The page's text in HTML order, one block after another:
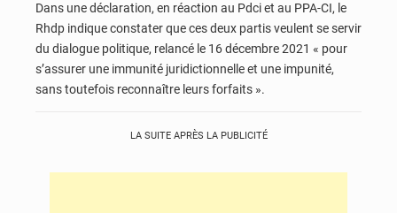
Dans une déclaration, en réaction au Pdci et au PPA-CI, le
Rhdp indique constater que ces deux partis veulent se servir
du dialogue politique, relancé le 16 décembre 2021 « pour
s’assurer une immunité juridictionnelle et une impunité,
sans toutefois reconnaître leurs forfaits ».
LA SUITE APRÈS LA PUBLICITÉ